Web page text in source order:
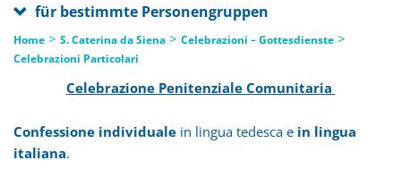
für bestimmte Personengruppen
Home > S. Caterina da Siena > Celebrazioni – Gottesdienste >
Celebrazioni Particolari
Celebrazione Penitenziale Comunitaria
Confessione individuale in lingua tedesca e in lingua
italiana.